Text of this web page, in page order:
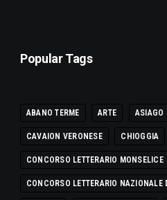
Popular Tags
ABANO TERME ARTE ASIAGO
CAVAION VERONESE CHIOGGIA
CONCORSO LETTERARIO MONSELICE
CONCORSO LETTERARIO NAZIONALE